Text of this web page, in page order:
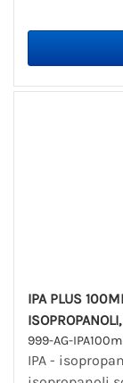
IPA PLUS
999-AG-
IPA -